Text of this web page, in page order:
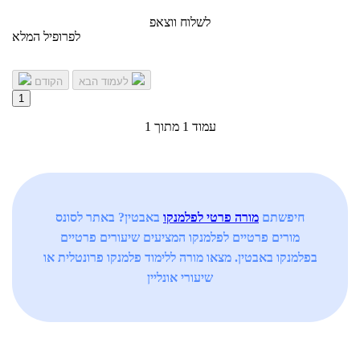
לשלוח ווצאפ
לפרופיל המלא
הקודם
1
עמוד 1 מתוך 1
חיפשתם מורה פרטי לפלמנקו באבטין? באתר לסונס
מורים פרטיים לפלמנקו המציעים שיעורים פרטיים
בפלמנקו באבטין. מצאו מורה ללימוד פלמנקו פרונטלית או
שיעורי אונליין